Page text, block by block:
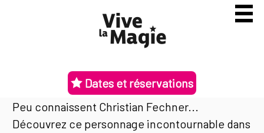
Dates et réservations
Peu connaissent Christian Fechner...
Découvrez ce personnage incontournable dans